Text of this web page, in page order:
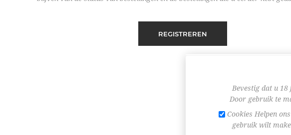
REGISTREREN
Bevestig dat u
Door gebruik te
Cookies Helpen
gebruik wilt